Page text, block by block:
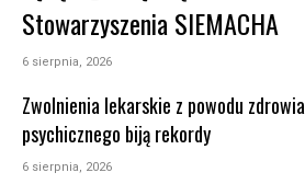
Stowarzyszenia SIEMACHA
6 sierpnia, 2026
Zwolnienia lekarskie z powodu zdrowia
psychicznego biją rekordy
6 sierpnia, 2026